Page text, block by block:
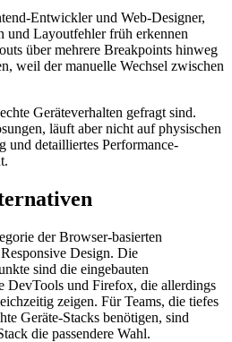
Entwickler und Web-Designer,
und Layoutfehler früh erkennen
über mehrere Breakpoints hinweg
weil der manuelle Wechsel zwischen
Geräteverhalten gefragt sind.
läuft aber nicht auf physischen
und detailliertes Performance-
der Browser-basierten
Design. Die
sind die eingebauten
DevTools und Firefox, die allerdings
zeigen. Für Teams, die tiefes
Geräte-Stacks benötigen, sind
die passendere Wahl.